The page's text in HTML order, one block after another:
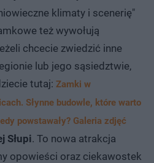
klimaty i scenerię"
też wywołują
chcecie zwiedzić inne
lub jego sąsiedztwie,
tutaj: Zamki w
Słynne budowle, które warto
powstawały? Galeria zdjęć
Słupi. To nowa atrakcja
opowieści oraz ciekawostek